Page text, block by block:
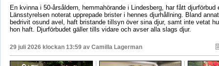
En kvinna i 50-årsåldern, hemmahörande i Lindesberg, har fått djurförbud
Länsstyrelsen noterat upprepade brister i hennes djurhållning. Bland
bedrivit osund avel, haft bristande tillsyn över sina djur, samt inte vetat
hon haft. Djurförbudet gäller tills vidare och avser alla slags djur.
29 juli 2026 klockan 13:59 av Camilla Lagerman